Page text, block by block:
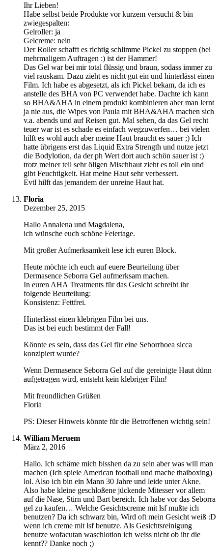
Ihr Lieben!
Habe selbst beide Produkte vor kurzem versucht & bin
zwiegespalten:
Gelroller: ja
Gelcreme: nein
Der Roller schafft es richtig schlimme Pickel zu stoppen (bei
mehrmaligem Auftragen :) ist der Hammer!
Das Gel war bei mir total flüssig und braun, sodass immer zu
viel rauskam. Dazu zieht es nicht gut ein und hinterlässt einen
Film. Ich habe es abgesetzt, als ich Pickel bekam, da ich es
anstelle des BHA von PC verwendet habe. Dachte ich kann
so BHA&AHA in einem produkt kombinieren aber man lernt
ja nie aus, die Wipes von Paula mit BHA&AHA machen sich
v.a. abends und auf Reisen gut. Mal sehen, da das Gel recht
teuer war ist es schade es einfach wegzuwerfen… bei vielen
hilft es wohl auch aber meine Haut braucht es sauer ;) Ich
hatte übrigens erst das Liquid Extra Strength und nutze jetzt
die Bodylotion, da der ph Wert dort auch schön sauer ist :)
trotz meiner teil sehr öligen Mischhaut zieht es toll ein und
gibt Feuchtigkeit. Hat meine Haut sehr verbessert.
Evtl hilft das jemandem der unreine Haut hat.
Floria
Dezember 25, 2015
Hallo Annalena und Magdalena,
ich wünsche euch schöne Feiertage.
Mit großer Aufmerksamkeit lese ich euren Block.
Heute möchte ich euch auf euere Beurteilung über
Dermasence Seborra Gel aufmerksam machen.
In euren AHA Treatments für das Gesicht schreibt ihr
folgende Beurteilung:
Konsistenz: Fettfrei.
Hinterlässt einen klebrigen Film bei uns.
Das ist bei euch bestimmt der Fall!
Könnte es sein, dass das Gel für eine Seborrhoea sicca
konzipiert wurde?
Wenn Dermasence Seborra Gel auf die gereinigte Haut dünn
aufgetragen wird, entsteht kein klebriger Film!
Mit freundlichen Grüßen
Floria
PS: Dieser Hinweis könnte für die Betroffenen wichtig sein!
William Meruem
März 2, 2016
Hallo. Ich schäme mich bisshen da zu sein aber was will man
machen (Ich spiele American football und mache thaiboxing)
lol. Also ich bin ein Mann 30 Jahre und leide unter Akne.
Also habe kleine geschloßene jückende Mitesser vor allem
auf die Nase, Stirn und Bart bereich. Ich habe vor das Seborra
gel zu kaufen… Welche Gesichtscreme mit lsf mußte ich
benutzen? Da ich schwarz bin, Wird oft mein Gesicht weiß :D
wenn ich creme mit lsf benutze. Als Gesichtsreinigung
benutze wofacutan waschlotion ich weiss nicht ob ihr die
kennt?? Danke noch ;)